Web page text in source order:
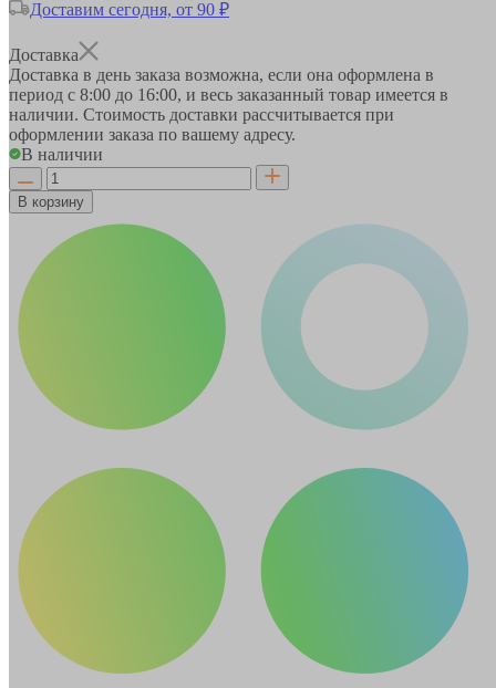
Доставим сегодня, от 90 ₽
Доставка
Доставка в день заказа возможна, если она оформлена в
период с 8:00 до 16:00, и весь заказанный товар имеется в
наличии. Стоимость доставки рассчитывается при
оформлении заказа по вашему адресу.
В наличии
В корзину